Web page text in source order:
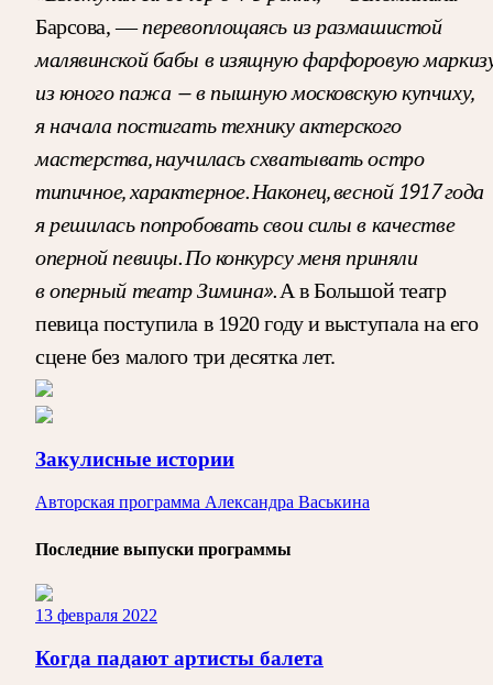
Барсова, —перевоплощаясь из размашистой
малявинской бабы в изящную фарфоровую
из юного пажа — в пышную московскую купчиху,
я начала постигать технику актерского
мастерства, научилась схватывать остро
типичное, характерное. Наконец, весной 1917 года
я решилась попробовать свои силы в качестве
оперной певицы. По конкурсу меня приняли
в оперный театр Зимина». А в Большой театр
певица поступила в 1920 году и выступала на его
сцене без малого три десятка лет.
Закулисные истории
Авторская программа Александра Васькина
Последние выпуски программы
13 февраля 2022
Когда падают артисты балета